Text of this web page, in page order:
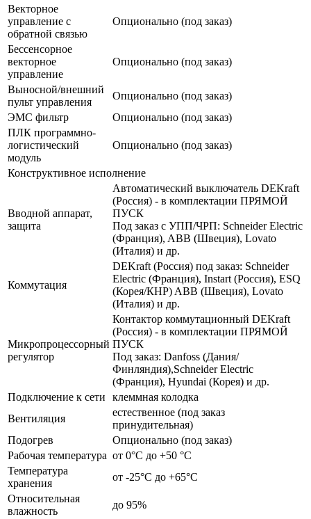
Векторное
управление с
обратной связью
Опционально (под заказ)
Бессенсорное
векторное
управление
Опционально (под заказ)
Выносной/внешний
пульт управления
Опционально (под заказ)
ЭМС фильтр
Опционально (под заказ)
ПЛК программно-
логистический
модуль
Опционально (под заказ)
Конструктивное исполнение
Вводной аппарат,
защита
Автоматический выключатель DEKraft
(Россия) - в комплектации ПРЯМОЙ
ПУСК
Под заказ с УПП/ЧРП: Schneider Electric
(Франция), ABB (Швеция), Lovato
(Италия) и др.
Коммутация
DEKraft (Россия) под заказ: Schneider
Electric (Франция), Instart (Россия), ESQ
(Корея/КНР) ABB (Швеция), Lovato
(Италия) и др.
Микропроцессорный
регулятор
Контактор коммутационный DEKraft
(Россия) - в комплектации ПРЯМОЙ
ПУСК
Под заказ: Danfoss (Дания/
Финляндия),Schneider Electric
(Франция), Hyundai (Корея) и др.
Подключение к сети
клеммная колодка
Вентиляция
естественное (под заказ
принудительная)
Подогрев
Опционально (под заказ)
Рабочая температура от 0°C до +50 °C
Температура
хранения
от -25°C до +65°C
Относительная
влажность
до 95%